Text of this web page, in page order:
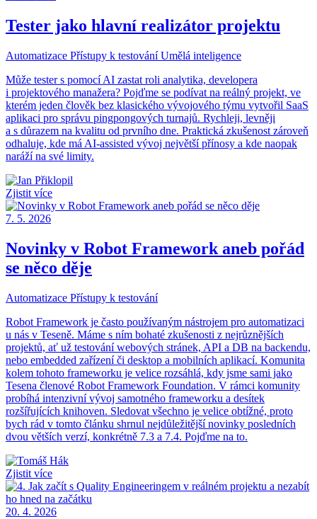
Tester jako hlavní realizátor projektu
Automatizace Přístupy k testování Umělá inteligence
Může tester s pomocí AI zastat roli analytika, developera
i projektového manažera? Pojďme se podívat na reálný projekt, ve
kterém jeden člověk bez klasického vývojového týmu vytvořil SaaS
aplikaci pro správu pingpongových turnajů. Rychleji, levněji
a s důrazem na kvalitu od prvního dne. Praktická zkušenost zároveň
odhaluje, kde má AI-assisted vývoj největší přínosy a kde naopak
naráží na své limity.
Zjistit více
7. 5. 2026
Novinky v Robot Framework aneb pořád
se něco děje
Automatizace Přístupy k testování
Robot Framework je často používaným nástrojem pro automatizaci
u nás v Teseně. Máme s ním bohaté zkušenosti z nejrůznějších
projektů, ať už testování webových stránek, API a DB na backendu,
nebo embedded zařízení či desktop a mobilních aplikací. Komunita
kolem tohoto frameworku je velice rozsáhlá, kdy jsme sami jako
Tesena členové Robot Framework Foundation. V rámci komunity
probíhá intenzivní vývoj samotného frameworku a desítek
rozšířujících knihoven. Sledovat všechno je velice obtížné, proto
bych rád v tomto článku shrnul nejdůležitější novinky posledních
dvou větších verzí, konkrétně 7.3 a 7.4. Pojďme na to.
Zjistit více
20. 4. 2026